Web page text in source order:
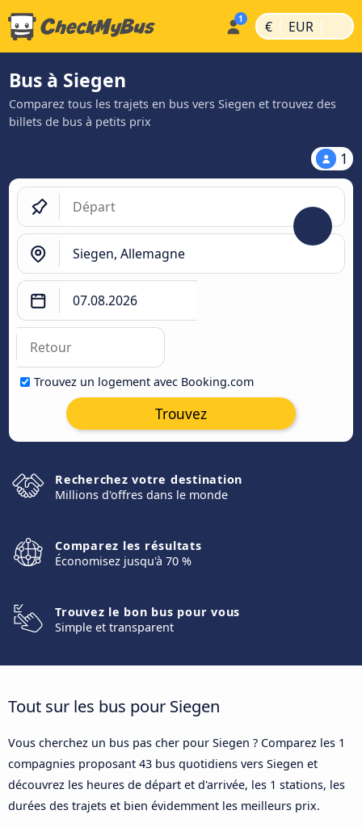
€ | EUR |
Bus à Siegen
Comparez tous les trajets en bus vers Siegen et trouvez des
billets de bus à petits prix
1
Trouvez un logement avec Booking.com
Trouvez
Recherchez votre destination
Millions d'offres dans le monde
Comparez les résultats
Économisez jusqu'à 70 %
Trouvez le bon bus pour vous
Simple et transparent
Tout sur les bus pour Siegen
Vous cherchez un bus pas cher pour Siegen ? Comparez les 1
compagnies proposant 43 bus quotidiens vers Siegen et
découvrez les heures de départ et d'arrivée, les 1 stations, les
durées des trajets et bien évidemment les meilleurs prix.